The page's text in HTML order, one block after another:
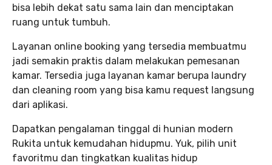
bisa lebih dekat satu sama lain dan menciptakan
ruang untuk tumbuh.
Layanan online booking yang tersedia membuatmu
jadi semakin praktis dalam melakukan pemesanan
kamar. Tersedia juga layanan kamar berupa laundry
dan cleaning room yang bisa kamu request langsung
dari aplikasi.
Dapatkan pengalaman tinggal di hunian modern
Rukita untuk kemudahan hidupmu. Yuk, pilih unit
favoritmu dan tingkatkan kualitas hidup